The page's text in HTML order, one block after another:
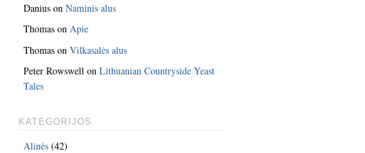
Danius onNaminis alus
Thomas onApie
Thomas onVilkasalės alus
Peter Rowswell onLithuanian Countryside Yeast
Tales
KATEGORIJOS
Alinės (42)